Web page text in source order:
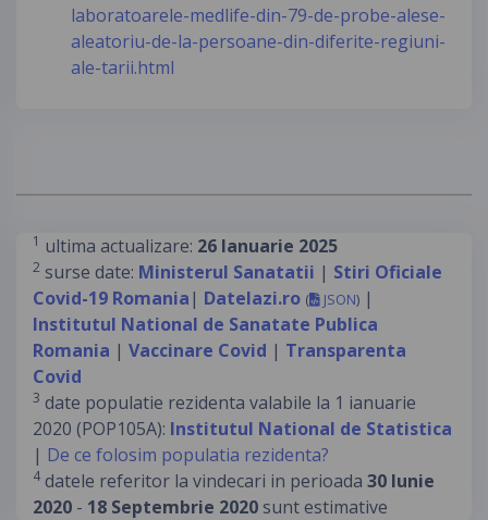
laboratoarele-medlife-din-79-de-probe-alese-
aleatoriu-de-la-persoane-din-diferite-regiuni-
ale-tarii.html
1 ultima actualizare: 26 Ianuarie 2025
2 surse date: Ministerul Sanatatii | Stiri Oficiale
Covid-19 Romania| Datelazi.ro ( JSON) |
Institutul National de Sanatate Publica
Romania | Vaccinare Covid | Transparenta
Covid
3 date populatie rezidenta valabile la 1 ianuarie
2020 (POP105A): Institutul National de Statistica
| De ce folosim populatia rezidenta?
4 datele referitor la vindecari in perioada 30 Iunie
2020 - 18 Septembrie 2020 sunt estimative